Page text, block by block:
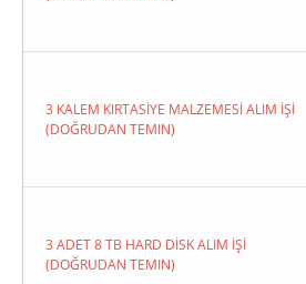
3 KALEM KIRTASİYE MALZEMESİ ALIM İŞİ
(DOĞRUDAN TEMIN)
3 ADET 8 TB HARD DİSK ALIM İŞİ
(DOĞRUDAN TEMIN)